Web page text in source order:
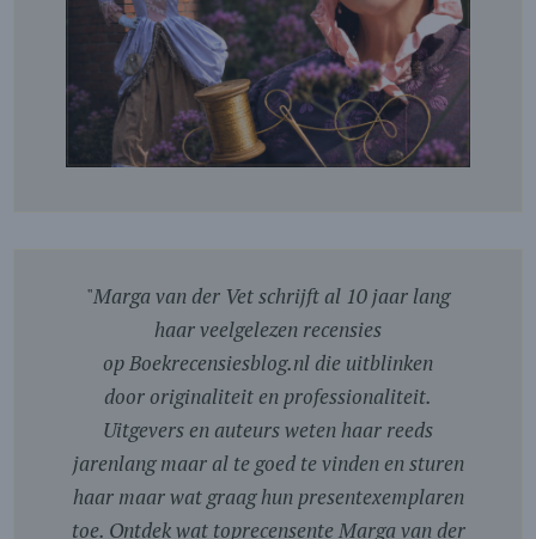
"Marga van der Vet schrijft al 10 jaar lang
haar veelgelezen recensies
op Boekrecensiesblog.nl die uitblinken
door originaliteit en professionaliteit.
Uitgevers en auteurs weten haar reeds
jarenlang maar al te goed te vinden en sturen
haar maar wat graag hun presentexemplaren
toe. Ontdek wat toprecensente Marga van der